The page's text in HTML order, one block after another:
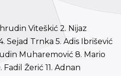
Viteškić 2. Nijaz
Sejad Trnka 5. Adis Ibrišević
Muharemović 8. Mario
Žerić 11. Adnan